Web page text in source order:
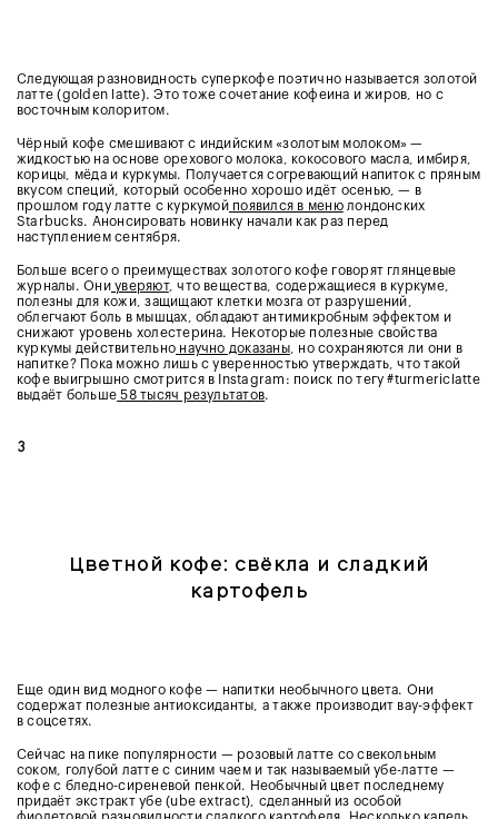
Следующая разновидность суперкофе поэтично называется золотой
латте (golden latte). Это тоже сочетание кофеина и жиров, но с
восточным колоритом.
Чёрный кофе смешивают с индийским «золотым молоком» —
жидкостью на основе орехового молока, кокосового масла, имбиря,
корицы, мёда и куркумы. Получается согревающий напиток с пряным
вкусом специй, который особенно хорошо идёт осенью, — в
прошлом году латте с куркумойпоявился в менюлондонских
Starbucks. Анонсировать новинку начали как раз перед
наступлением сентября.
Больше всего о преимуществах золотого кофе говорят глянцевые
журналы. Ониуверяют, что вещества, содержащиеся в куркуме,
полезны для кожи, защищают клетки мозга от разрушений,
облегчают боль в мышцах, обладают антимикробным эффектом и
снижают уровень холестерина. Некоторые полезные свойства
куркумы действительно научно доказаны, но сохраняются ли они в
напитке? Пока можно лишь с уверенностью утверждать, что такой
кофе выигрышно смотрится в Instagram: поиск по тегу #turmericlatte
выдаёт больше 58 тысяч результатов.
3
Цветной кофе: свёкла и сладкий
картофель
Еще один вид модного кофе — напитки необычного цвета. Они
содержат полезные антиоксиданты, а также производит вау-эффект
в соцсетях.
Сейчас на пике популярности — розовый латте со свекольным
соком, голубой латте с синим чаем и так называемый убе-латте —
кофе с бледно-сиреневой пенкой. Необычный цвет последнему
придаёт экстракт убе (ube extract), сделанный из особой
фиолетовой разновидности сладкого картофеля. Несколько капель